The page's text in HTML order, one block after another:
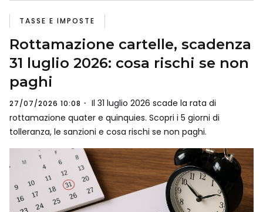
TASSE E IMPOSTE
Rottamazione cartelle, scadenza
31 luglio 2026: cosa rischi se non
paghi
27/07/2026 10:08
Il 31 luglio 2026 scade la rata di
rottamazione quater e quinquies. Scopri i 5 giorni di
tolleranza, le sanzioni e cosa rischi se non paghi.